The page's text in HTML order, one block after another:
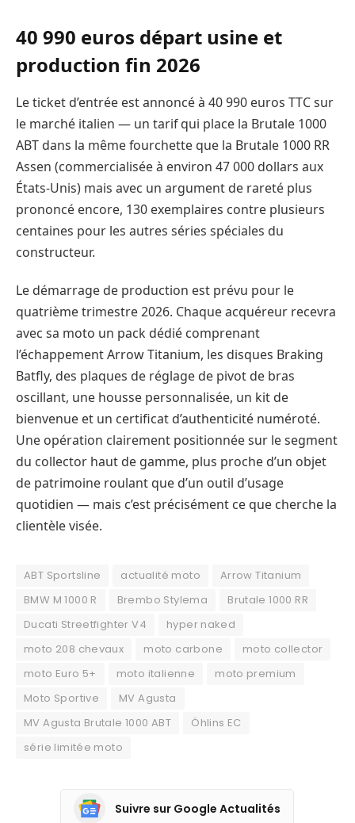
40 990 euros départ usine et
production fin 2026
Le ticket d’entrée est annoncé à 40 990 euros TTC sur
le marché italien — un tarif qui place la Brutale 1000
ABT dans la même fourchette que la Brutale 1000 RR
Assen (commercialisée à environ 47 000 dollars aux
États-Unis) mais avec un argument de rareté plus
prononcé encore, 130 exemplaires contre plusieurs
centaines pour les autres séries spéciales du
constructeur.
Le démarrage de production est prévu pour le
quatrième trimestre 2026. Chaque acquéreur recevra
avec sa moto un pack dédié comprenant
l’échappement Arrow Titanium, les disques Braking
Batfly, des plaques de réglage de pivot de bras
oscillant, une housse personnalisée, un kit de
bienvenue et un certificat d’authenticité numéroté.
Une opération clairement positionnée sur le segment
du collector haut de gamme, plus proche d’un objet
de patrimoine roulant que d’un outil d’usage
quotidien — mais c’est précisément ce que cherche la
clientèle visée.
ABT Sportsline actualité moto
Arrow Titanium
BMW M 1000 R
Brembo Stylema
Brutale 1000 RR
Ducati Streetfighter V4
hyper naked
moto 208 chevaux
moto carbone
moto collector
moto Euro 5+
moto italienne
moto premium
Moto Sportive
MV Agusta
MV Agusta Brutale 1000 ABT
Öhlins EC
série limitée moto
Suivre sur Google Actualités